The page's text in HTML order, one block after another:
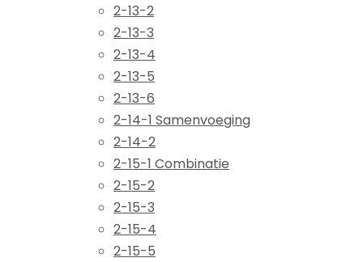
2-13-2
2-13-3
2-13-4
2-13-5
2-13-6
2-14-1 Samenvoeging
2-14-2
2-15-1 Combinatie
2-15-2
2-15-3
2-15-4
2-15-5